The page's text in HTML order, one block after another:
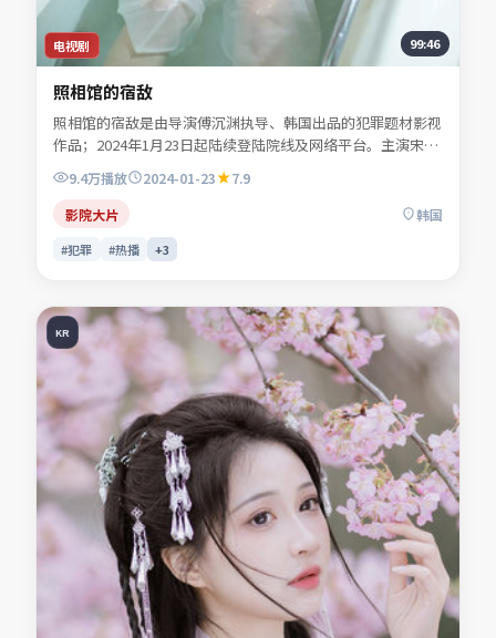
电视剧 99:46
照相馆的宿敌
照相馆的宿敌是由导演傅沉渊执导、韩国出品的犯罪题材影视
作品；2024年1月23日起陆续登陆院线及网络平台。主演宋慕
青、秦牧野、沈昭野、程见微等共同诠释一段充满转折的人物
命运。影像风格克制，留白处反而是情绪最浓烈的部分。适合
检索「犯罪电影」「韩国影片」「2024年上映」等关键词的
9.4万播放 2024-01-23
7.9
影院大片
韩国
#犯罪 #热播 +3
KR